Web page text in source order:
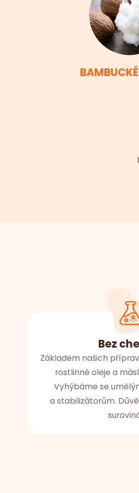
Bez
Základem našich
rostlinné oleje a
Vyhýbáme se
a stabilizátorům.